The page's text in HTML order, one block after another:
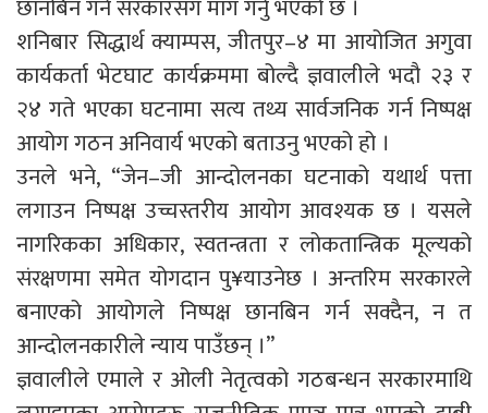
छानबिन गर्न सरकारसँग माग गर्नु भएको छ ।
शनिबार सिद्धार्थ क्याम्पस, जीतपुर–४ मा आयोजित अगुवा
कार्यकर्ता भेटघाट कार्यक्रममा बोल्दै ज्ञवालीले भदौ २३ र
२४ गते भएका घटनामा सत्य तथ्य सार्वजनिक गर्न निष्पक्ष
आयोग गठन अनिवार्य भएको बताउनु भएको हो ।
उनले भने, “जेन–जी आन्दोलनका घटनाको यथार्थ पत्ता
लगाउन निष्पक्ष उच्चस्तरीय आयोग आवश्यक छ । यसले
नागरिकका अधिकार, स्वतन्त्रता र लोकतान्त्रिक मूल्यको
संरक्षणमा समेत योगदान पु¥याउनेछ । अन्तरिम सरकारले
बनाएको आयोगले निष्पक्ष छानबिन गर्न सक्दैन, न त
आन्दोलनकारीले न्याय पाउँछन् ।”
ज्ञवालीले एमाले र ओली नेतृत्वको गठबन्धन सरकारमाथि